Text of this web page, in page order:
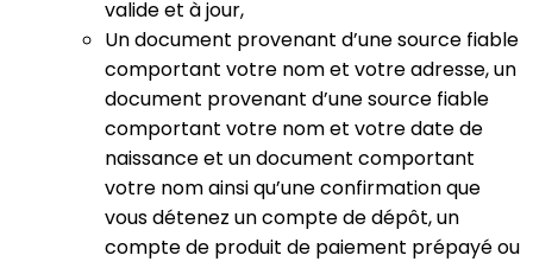
valide et à jour,
Un document provenant d’une source fiable
comportant votre nom et votre adresse, un
document provenant d’une source fiable
comportant votre nom et votre date de
naissance et un document comportant
votre nom ainsi qu’une confirmation que
vous détenez un compte de dépôt, un
compte de produit de paiement prépayé ou